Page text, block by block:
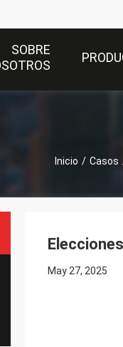
SOBRE
Inicio / Casos
May 27, 2025